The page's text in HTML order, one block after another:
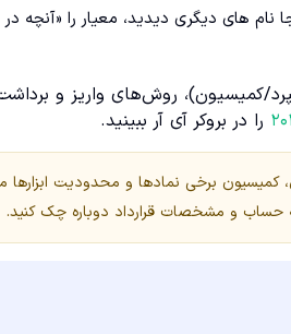
های دیگری دیدید، معیار را «آنچه در
کمیسیون)، روش‌های واریز و
را در بروکر آی آر ببینید.
برخی نمادها و محدودیت ابزارها
حساب و مشخصات قرارداد دوباره چک کنید.